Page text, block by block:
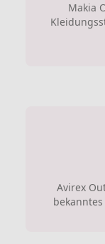
Makia
Avirex